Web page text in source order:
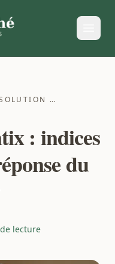
SOLUTION CÉMANTIX : INDICES PROGRESSIFS ET RÉPONSE DU JOUR
: indices
du
lecture